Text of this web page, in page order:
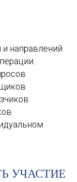
направлений
УЧАСТИЕ